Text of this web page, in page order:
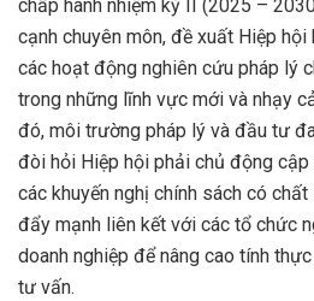
chấp hành nhiệm kỳ II (2025 –
cạnh chuyên môn, đề xuất Hiệp
các hoạt động nghiên cứu pháp lý
trong những lĩnh vực mới và nhạy
đó, môi trường pháp lý và đầu tư
đòi hỏi Hiệp hội phải chủ động cập
các khuyến nghị chính sách có
đẩy mạnh liên kết với các tổ chức
doanh nghiệp để nâng cao tính
tư vấn.